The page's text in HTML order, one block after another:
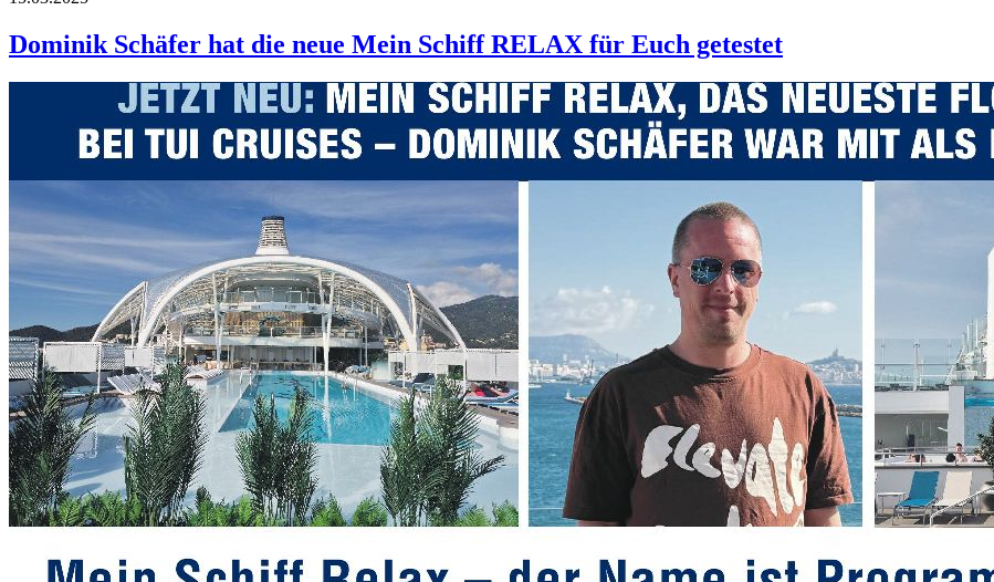
Dominik Schäfer hat die neue Mein Schiff RELAX für Euch getestet